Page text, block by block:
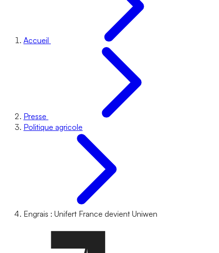
Accueil
Presse
Politique agricole
Engrais : Unifert France devient Uniwen